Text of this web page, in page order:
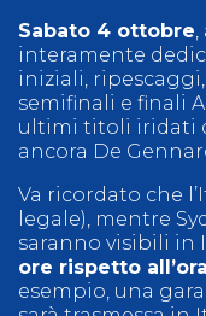
Sabato 4 ottobre
interamente
iniziali,
semifinali e finali
ultimi titoli iridati
ancora De
Va ricordato che
legale), mentre
saranno visibili in
ore rispetto
esempio, una